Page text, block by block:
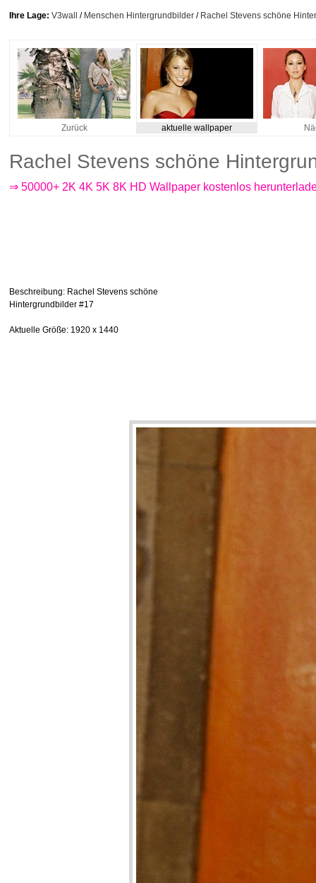
Ihre Lage: V3wall / Menschen Hintergrundbilder / Rachel Stevens schöne
Zurück aktuelle wallpaper
Rachel Stevens schöne
⇒ 50000+ 2K 4K 5K 8K HD Wallpaper kostenlos
Beschreibung: Rachel Stevens schöne
Hintergrundbilder #17
Aktuelle Größe: 1920 x 1440